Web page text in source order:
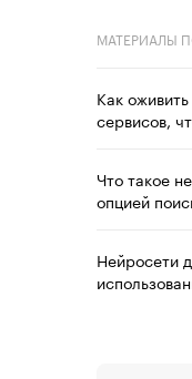
МАТЕРИАЛЫ
Как
сервисов,
Что такое
опцией
Нейросети